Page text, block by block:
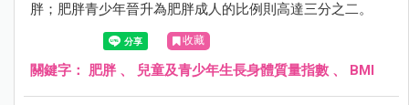
胖；肥胖青少年晉升為肥胖成人的比例則高達三分之二。
收藏
關鍵字： 肥胖、 兒童及青少年生長身體質量指數 、 BMI